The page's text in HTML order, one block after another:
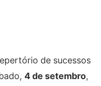
de sucessos
4 de setembro,